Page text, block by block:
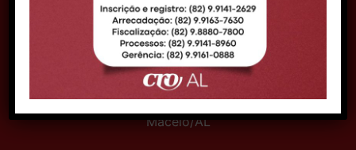
Telefone:Telefone: (82) 99161-0888
Expediente:08h às 14h
Email:
comunicacao@croal.org.br
Rua Coronel Francisco Silva, 290,
Bairro Pitanguinha – CEP 57052-190 –
Maceió/AL